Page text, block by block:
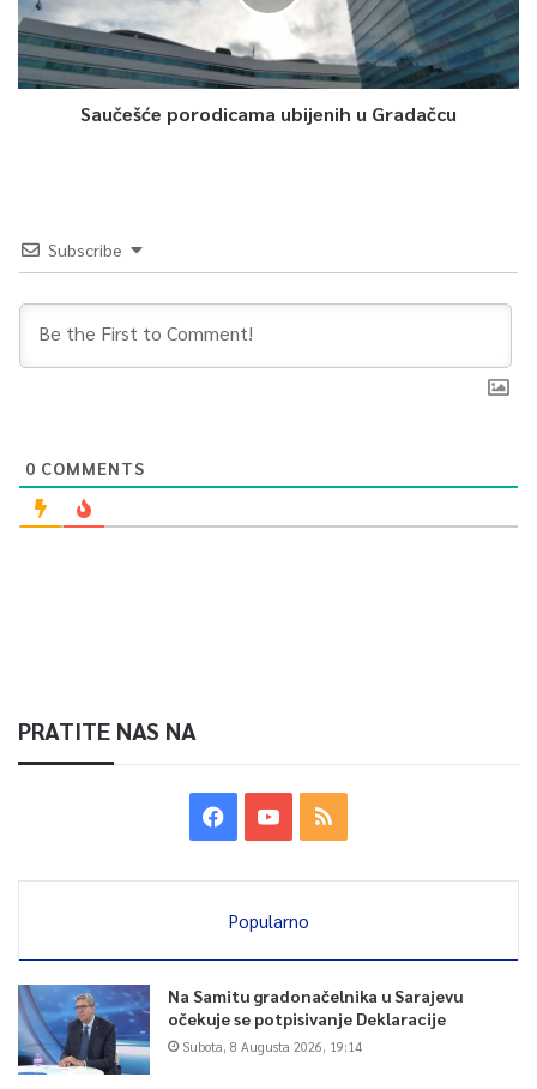
Saučešće porodicama ubijenih u Gradačcu
Subscribe
0 COMMENTS
PRATITE NAS NA
Popularno
Na Samitu gradonačelnika u Sarajevu
očekuje se potpisivanje Deklaracije
Subota, 8 Augusta 2026, 19:14